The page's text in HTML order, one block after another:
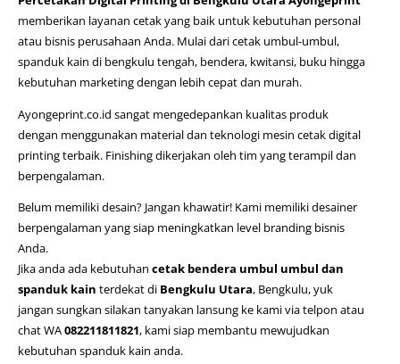
memberikan layanan cetak yang baik untuk kebutuhan personal
atau bisnis perusahaan Anda. Mulai dari cetak umbul-umbul,
spanduk kain di bengkulu tengah, bendera, kwitansi, buku hingga
kebutuhan marketing dengan lebih cepat dan murah.
Ayongeprint.co.id sangat mengedepankan kualitas produk
dengan menggunakan material dan teknologi mesin cetak digital
printing terbaik. Finishing dikerjakan oleh tim yang terampil dan
berpengalaman.
Belum memiliki desain? Jangan khawatir! Kami memiliki desainer
berpengalaman yang siap meningkatkan level branding bisnis
Anda.
Jika anda ada kebutuhan cetak bendera umbul umbul dan
spanduk kain terdekat di Bengkulu Utara, Bengkulu, yuk
jangan sungkan silakan tanyakan lansung ke kami via telpon atau
chat WA082211811821, kami siap membantu mewujudkan
kebutuhan spanduk kain anda.